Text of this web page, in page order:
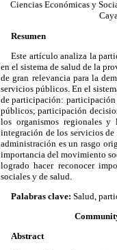
Ciencias Económicas y
Resumen
Este artículo analiza la
en el sistema de salud de la
de gran relevancia para la
servicios públicos. En el
de participación: participación
públicos; participación
los organismos regionales y
integración de los servicios de
administración es un rasgo
importancia del movimiento
logrado hacer reconocer
sociales y de salud.
Palabras clave: Salud,
Abstract